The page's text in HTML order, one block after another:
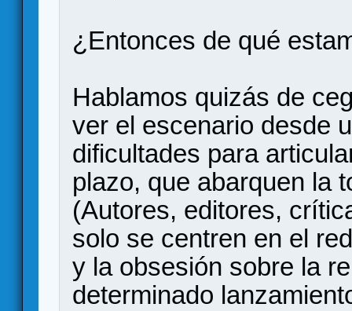
¿Entonces de qué
Hablamos quizás de
ver el escenario desde
dificultades para
plazo, que abarquen la
(Autores, editores,
solo se centren en el
y la obsesión sobre la
determinado